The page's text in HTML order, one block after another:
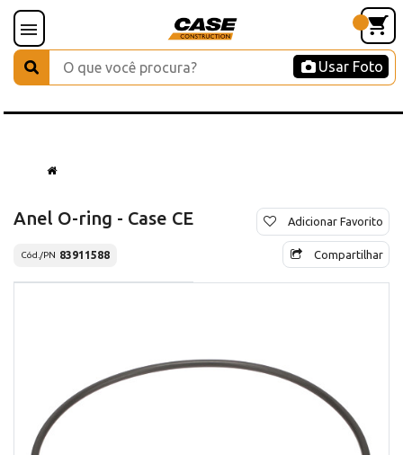
Usar Foto
Anel O-ring - Case CE
Cód./PN 83911588
Adicionar Favorito
Compartilhar